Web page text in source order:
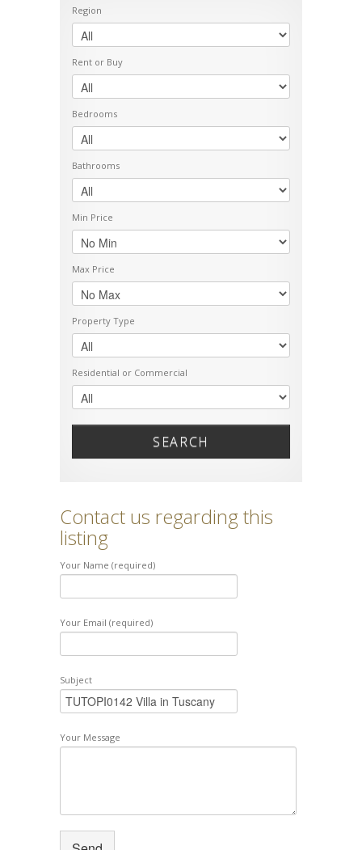
Region
Rent or Buy
Bedrooms
Bathrooms
Min Price
Max Price
Property Type
Residential or Commercial
SEARCH
Contact us regarding this
listing
Your Name (required)
Your Email (required)
Subject
Your Message